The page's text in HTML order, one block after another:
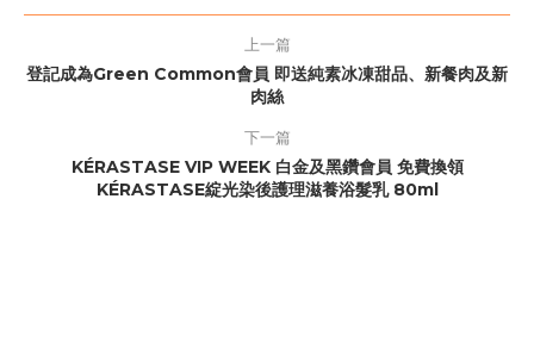
上一篇
登記成為Green Common會員 即送純素冰凍甜品、新餐肉及新
肉絲
下一篇
KÉRASTASE VIP WEEK 白金及黑鑽會員 免費換領
KÉRASTASE綻光染後護理滋養浴髮乳 80ml